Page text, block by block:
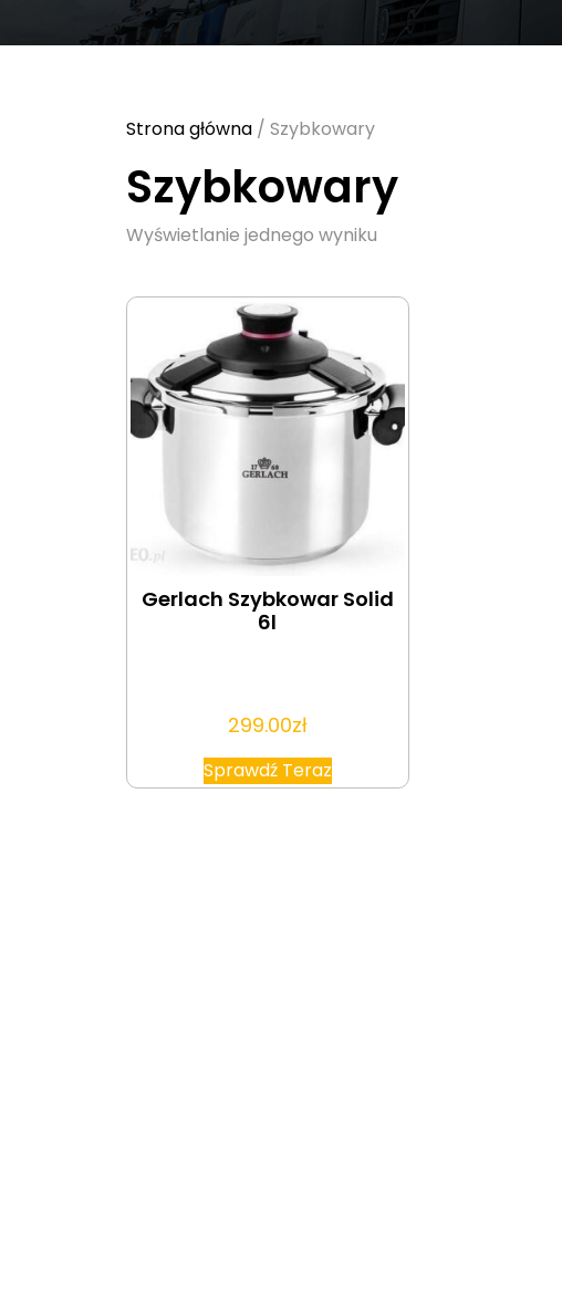
Strona główna / Szybkowary
Szybkowary
Wyświetlanie jednego wyniku
Gerlach Szybkowar Solid
6l
299.00zł
Sprawdź Teraz